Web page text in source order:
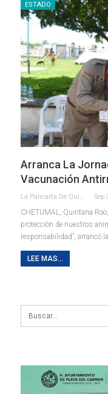
ESTADO
Arranca La
Vacunación
La Pancarta De Quintana Roo Sep
CHETUMAL, Quintana
protección de nuestros
responsabilidad”, arrancó
LEE MAS...